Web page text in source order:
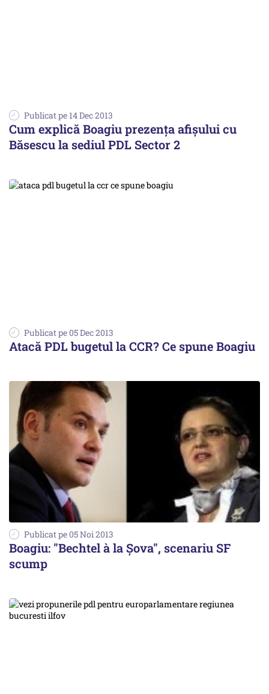
Publicat pe 14 Dec 2013
Cum explică Boagiu prezența afișului cu
Băsescu la sediul PDL Sector 2
Publicat pe 05 Dec 2013
Atacă PDL bugetul la CCR? Ce spune Boagiu
Publicat pe 05 Noi 2013
Boagiu: "Bechtel à la Șova", scenariu SF
scump